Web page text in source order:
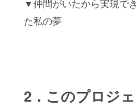
▼仲間がいたから実現でき
た私の夢
2．このプロジェ